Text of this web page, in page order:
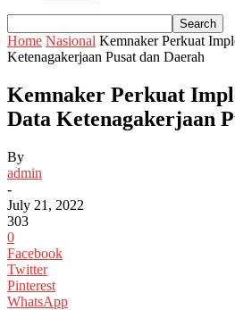
Home Nasional Kemnaker Perkuat
Ketenagakerjaan Pusat dan Daerah
Kemnaker Perkuat
Data Ketenagakerjaan
By
admin
-
July 21, 2022
303
0
Facebook
Twitter
Pinterest
WhatsApp